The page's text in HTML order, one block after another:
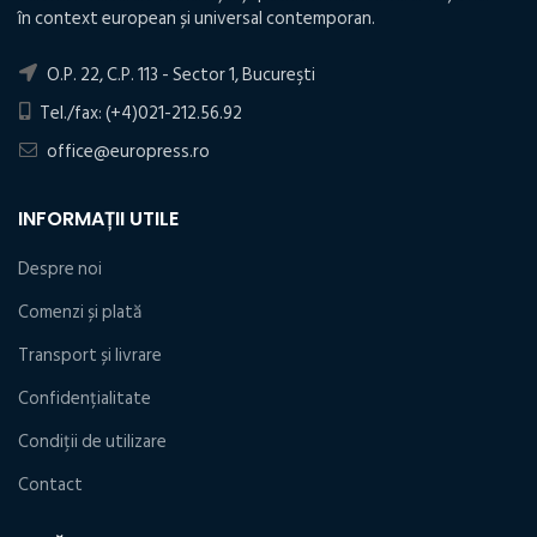
în context european și universal contemporan.
O.P. 22, C.P. 113 - Sector 1, Bucureşti
Tel./fax: (+4)021-212.56.92
office@europress.ro
INFORMAȚII UTILE
Despre noi
Comenzi și plată
Transport și livrare
Confidențialitate
Condiţii de utilizare
Contact